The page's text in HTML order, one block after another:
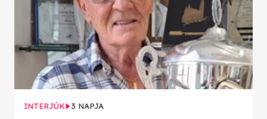
INTERJÚK 3 NAPJA